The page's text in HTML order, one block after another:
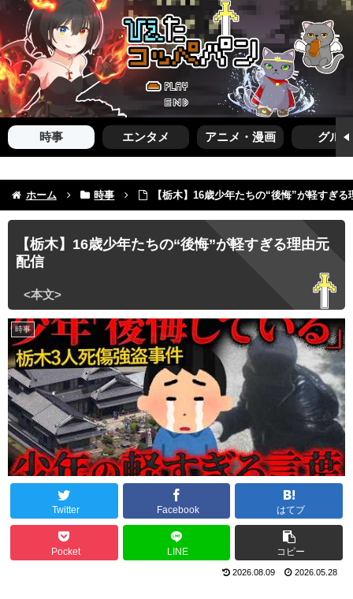
時事 エンタメ アニメ・漫画 グルメ
ホーム 時事 【栃木】16歳少年たちの“後悔”が軽すぎる
【栃木】16歳少年たちの“後悔”が軽すぎる理由元
配信
時事
Twitter Facebook はてブ
Pocket LINE コピー
2026.08.09 2026.05.28